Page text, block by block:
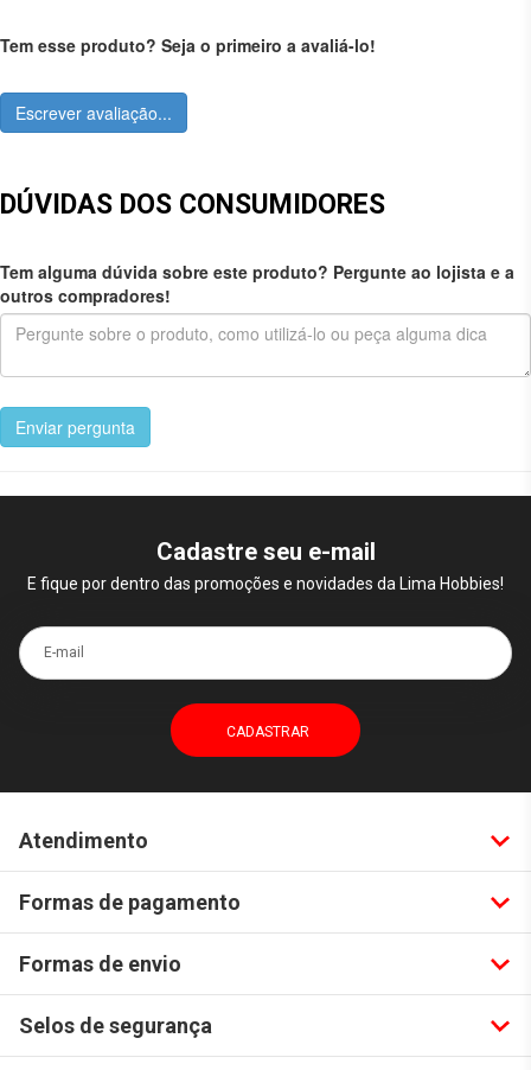
Tem esse produto? Seja o primeiro a avaliá-lo!
Escrever avaliação...
DÚVIDAS DOS CONSUMIDORES
Tem alguma dúvida sobre este produto? Pergunte ao lojista e a
outros compradores!
Enviar pergunta
Cadastre seu e-mail
E fique por dentro das promoções e novidades da Lima Hobbies!
E-mail
Atendimento
Formas de pagamento
Formas de envio
Selos de segurança